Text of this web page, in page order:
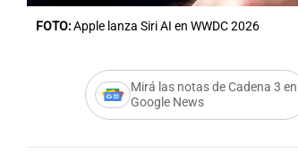
FOTO:Apple lanza Siri AI en WWDC 2026
Mirá las notas de Cadena 3 en
Google News